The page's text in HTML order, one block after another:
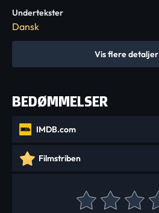
Undertekster
Dansk
Vis flere detaljer
BEDØMMELSER
IMDB.com
Filmstriben